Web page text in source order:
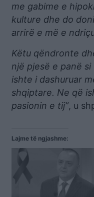
me gabime e
kulture dhe do
arrirë e më e
Këtu qëndronte
një pjesë e panë
ishte i dashuruar
shqiptare. Ne që
pasionin e tij”, u
Lajme të ngjashme: